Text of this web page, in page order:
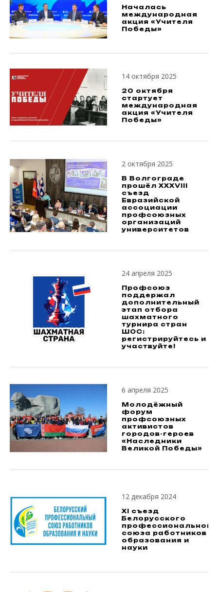
Началась
международная
акция «Учителя
Победы»
14 октября 2025
20 октября
стартует
международная
акция «Учителя
Победы»
2 октября 2025
В Волгограде
прошёл XXXVIII
съезд
Евразийской
ассоциации
профсоюзных
организаций
университетов
24 апреля 2025
Профсоюз
поддержал
дополнительный
этап отбора
шахматного
турнира стран
ШОС:
регистрируйтесь и
участвуйте!
6 апреля 2025
Молодёжный
форум
профсоюзных
активистов
городов-героев
«Наследники
Великой Победы»
12 декабря 2024
XI съезд
Белорусского
профессионального
союза работников
образования и
науки